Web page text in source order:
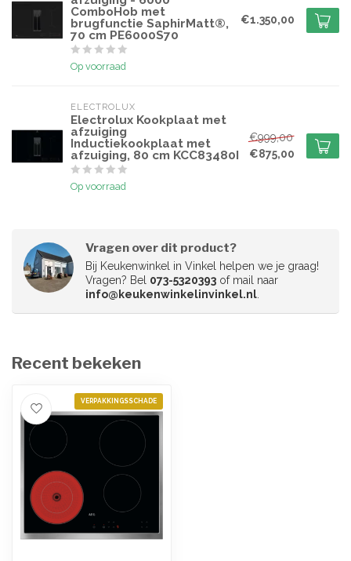
ComboHob met
brugfunctie SaphirMatt®,
70 cm PE6000S70
Op voorraad
€1.350,00
ELECTROLUX
Electrolux Kookplaat met
afzuiging
Inductiekookplaat met
afzuiging, 80 cm KCC83480I
Op voorraad
€999,00
€875,00
Vragen over dit product?
Bij Keukenwinkel in Vinkel helpen we je graag!
Vragen? Bel 073-5320393 of mail naar
info@keukenwinkelinvinkel.nl.
Recent bekeken
VERPAKKINGSSCHADE